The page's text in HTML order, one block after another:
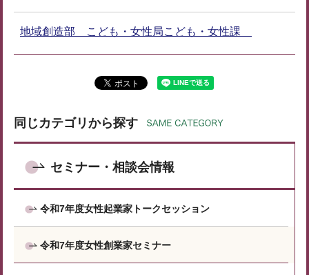
地域創造部 こども・女性局こども・女性課
同じカテゴリから探す
セミナー・相談会情報
令和7年度女性起業家トークセッション
令和7年度女性創業家セミナー